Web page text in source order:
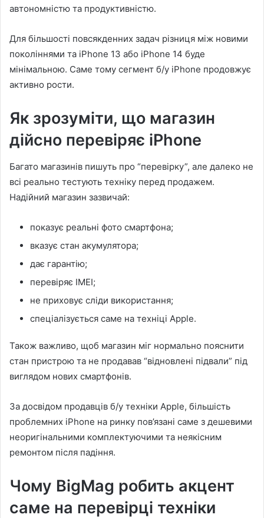
автономністю та продуктивністю.
Для більшості повсякденних задач різниця між новими
поколіннями та iPhone 13 або iPhone 14 буде
мінімальною. Саме тому сегмент б/у iPhone продовжує
активно рости.
Як зрозуміти, що магазин
дійсно перевіряє iPhone
Багато магазинів пишуть про “перевірку”, але далеко не
всі реально тестують техніку перед продажем.
Надійний магазин зазвичай:
показує реальні фото смартфона;
вказує стан акумулятора;
дає гарантію;
перевіряє IMEI;
не приховує сліди використання;
спеціалізується саме на техніці Apple.
Також важливо, щоб магазин міг нормально пояснити
стан пристрою та не продавав “відновлені підвали” під
виглядом нових смартфонів.
За досвідом продавців б/у техніки Apple, більшість
проблемних iPhone на ринку пов’язані саме з дешевими
неоригінальними комплектуючими та неякісним
ремонтом після падіння.
Чому BigMag робить акцент
саме на перевірці техніки